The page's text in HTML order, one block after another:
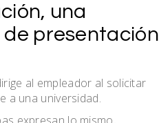
una
presentación
al empleador al solicitar
a una universidad.